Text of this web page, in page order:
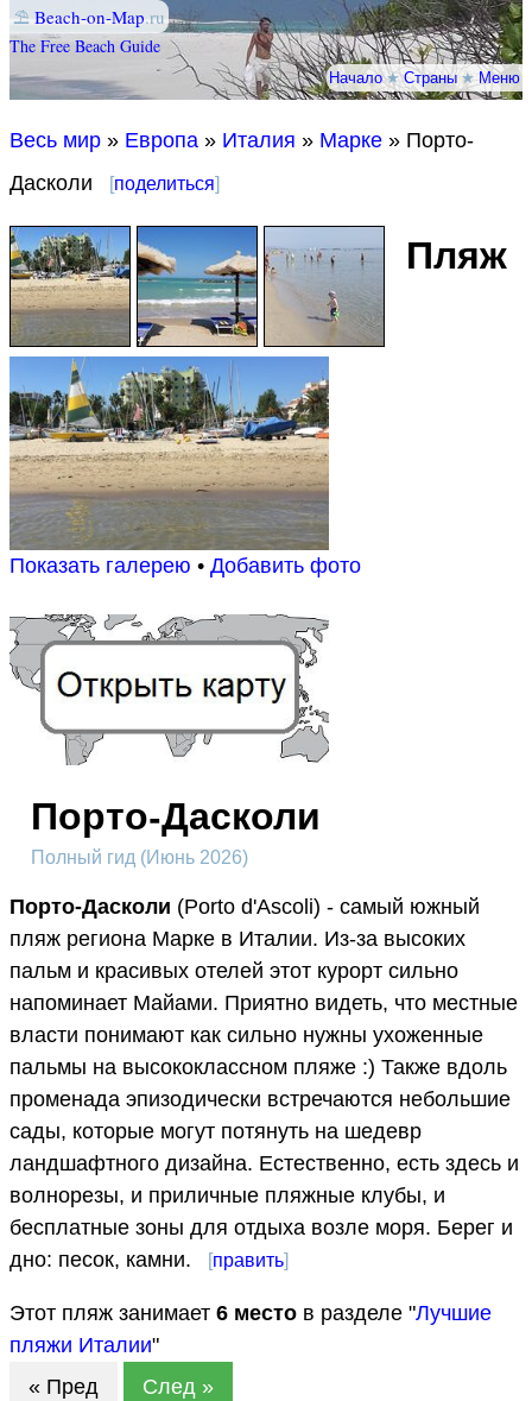
⛱ Beach-on-Map.ru
The Free Beach Guide
Начало★Страны★Меню
Весь мир » Европа » Италия » Марке » Порто-
Дасколи
[поделиться]
Показать галерею • Добавить фото
Пляж
Порто-Дасколи
Полный гид (Июнь 2026)
Порто-Дасколи (Porto d'Ascoli) - самый южный
пляж региона Марке в Италии. Из-за высоких
пальм и красивых отелей этот курорт сильно
напоминает Майами. Приятно видеть, что местные
власти понимают как сильно нужны ухоженные
пальмы на высококлассном пляже :) Также вдоль
променада эпизодически встречаются небольшие
сады, которые могут потянуть на шедевр
ландшафтного дизайна. Естественно, есть здесь и
волнорезы, и приличные пляжные клубы, и
бесплатные зоны для отдыха возле моря. Берег и
дно: песок, камни.
[править]
Этот пляж занимает 6 место в разделе "Лучшие
пляжи Италии"
« Пред
След »